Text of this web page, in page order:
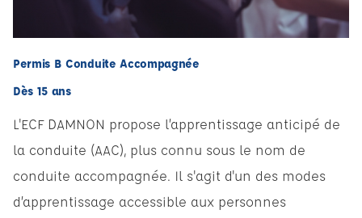
Permis B Conduite Accompagnée
Dès 15 ans
L'ECF DAMNON propose l’apprentissage anticipé de
la conduite (AAC), plus connu sous le nom de
conduite accompagnée. Il s'agit d'un des modes
d’apprentissage accessible aux personnes